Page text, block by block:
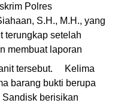
Polres
S.H., M.H., yang
terungkap setelah
membuat laporan
tersebut.
Kelima
barang bukti berupa
berisikan